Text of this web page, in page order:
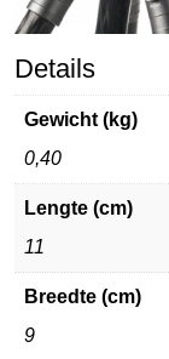
Details
Gewicht (kg)
0,40
Lengte (cm)
11
Breedte (cm)
9